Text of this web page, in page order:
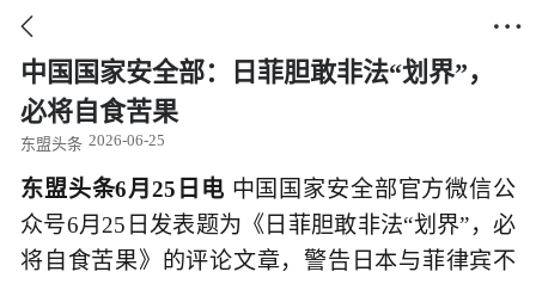
 
中国国家安全部：日菲胆敢非法“划界”，
必将自食苦果
东盟头条 2026-06-25
东盟头条6月25日电 中国国家安全部官方微信公
众号6月25日发表题为《日菲胆敢非法“划界”，必
将自食苦果》的评论文章，警告日本与菲律宾不